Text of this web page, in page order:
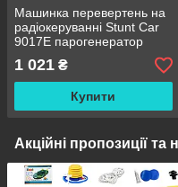
Машинка перевертень на
радіокеруванні Stunt Car
9017E парогенератор
1 021 ₴
Купити
Акційні пропозиції та